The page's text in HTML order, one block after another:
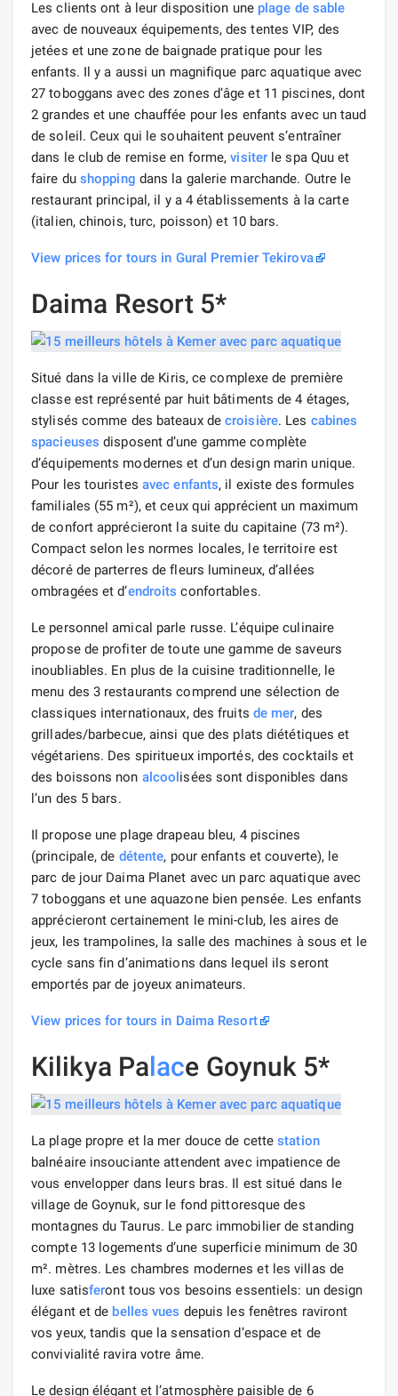
Les clients ont à leur disposition une plage de sable
avec de nouveaux équipements, des tentes VIP, des
jetées et une zone de baignade pratique pour les
enfants. Il y a aussi un magnifique parc aquatique avec
27 toboggans avec des zones d’âge et 11 piscines, dont
2 grandes et une chauffée pour les enfants avec un taud
de soleil. Ceux qui le souhaitent peuvent s’entraîner
dans le club de remise en forme,visiter le spa Quu et
faire du shopping dans la galerie marchande. Outre le
restaurant principal, il y a 4 établissements à la carte
(italien, chinois, turc, poisson) et 10 bars.
View prices for tours in Gural Premier Tekirova
Daima Resort 5*
Situé dans la ville de Kiris, ce complexe de première
classe est représenté par huit bâtiments de 4 étages,
stylisés comme des bateaux decroisière. Les cabines
spacieuses disposent d’une gamme complète
d’équipements modernes et d’un design marin unique.
Pour les touristes avec enfants, il existe des formules
familiales (55 m²), et ceux qui apprécient un maximum
de confort apprécieront la suite du capitaine (73 m²).
Compact selon les normes locales, le territoire est
décoré de parterres de fleurs lumineux, d’allées
ombragées et d’endroits confortables.
Le personnel amical parle russe. L’équipe culinaire
propose de profiter de toute une gamme de saveurs
inoubliables. En plus de la cuisine traditionnelle, le
menu des 3 restaurants comprend une sélection de
classiques internationaux, des fruits de mer, des
grillades/barbecue, ainsi que des plats diététiques et
végétariens. Des spiritueux importés, des cocktails et
des boissons non alcoolisées sont disponibles dans
l’un des 5 bars.
Il propose une plage drapeau bleu, 4 piscines
(principale, de détente, pour enfants et couverte), le
parc de jour Daima Planet avec un parc aquatique avec
7 toboggans et une aquazone bien pensée. Les enfants
apprécieront certainement le mini-club, les aires de
jeux, les trampolines, la salle des machines à sous et le
cycle sans fin d’animations dans lequel ils seront
emportés par de joyeux animateurs.
View prices for tours in Daima Resort
Kilikya Palace Goynuk 5*
La plage propre et la mer douce de cettestation
balnéaire insouciante attendent avec impatience de
vous envelopper dans leurs bras. Il est situé dans le
village de Goynuk, sur le fond pittoresque des
montagnes du Taurus. Le parc immobilier de standing
compte 13 logements d’une superficie minimum de 30
m². mètres. Les chambres modernes et les villas de
luxe satisferont tous vos besoins essentiels: un design
élégant et de belles vues depuis les fenêtres raviront
vos yeux, tandis que la sensation d’espace et de
convivialité ravira votre âme.
Le design élégant et l’atmosphère paisible de 6